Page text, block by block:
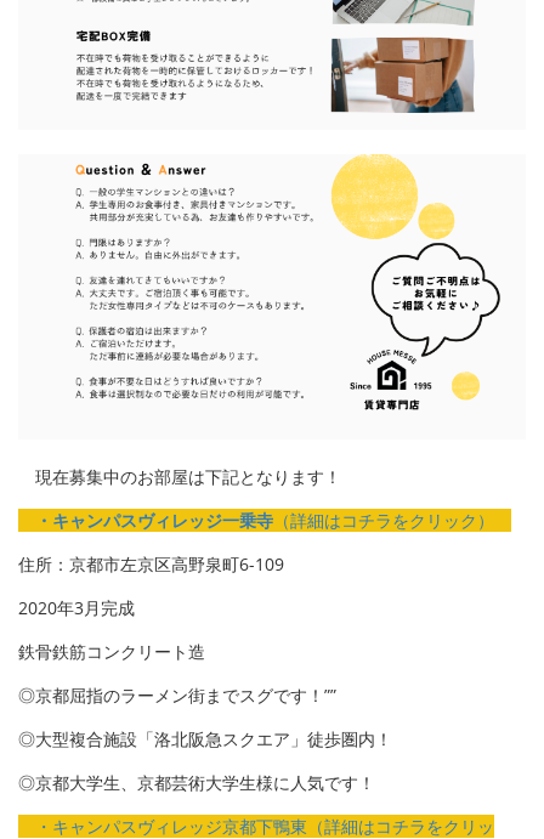
現在募集中のお部屋は下記となります！
・キャンパスヴィレッジ一乗寺 （詳細はコチラをクリック）
住所：京都市左京区高野泉町6-109
2020年3月完成
鉄骨鉄筋コンクリート造
◎京都屈指のラーメン街までスグです！””
◎大型複合施設「洛北阪急スクエア」徒歩圏内！
◎京都大学生、京都芸術大学生様に人気です！
・キャンパスヴィレッジ京都下鴨東（詳細はコチラをクリッ